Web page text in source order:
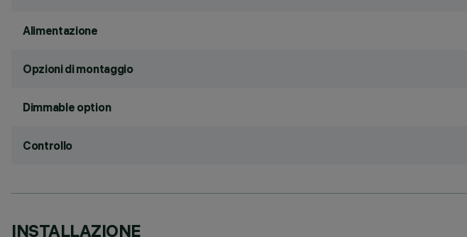
Alimentazione
Opzioni di montaggio
Dimmable option
Controllo
INSTALLAZIONE